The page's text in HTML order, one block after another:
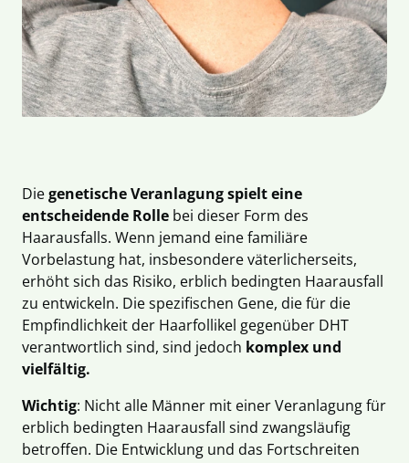
Diegenetische Veranlagung spielt eine
entscheidende Rolle bei dieser Form des
Haarausfalls. Wenn jemand eine familiäre
Vorbelastung hat, insbesondere väterlicherseits,
erhöht sich das Risiko, erblich bedingten Haarausfall
zu entwickeln. Die spezifischen Gene, die für die
Empfindlichkeit der Haarfollikel gegenüber DHT
verantwortlich sind, sind jedoch komplex und
vielfältig.
Wichtig: Nicht alle Männer mit einer Veranlagung für
erblich bedingten Haarausfall sind zwangsläufig
betroffen. Die Entwicklung und das Fortschreiten